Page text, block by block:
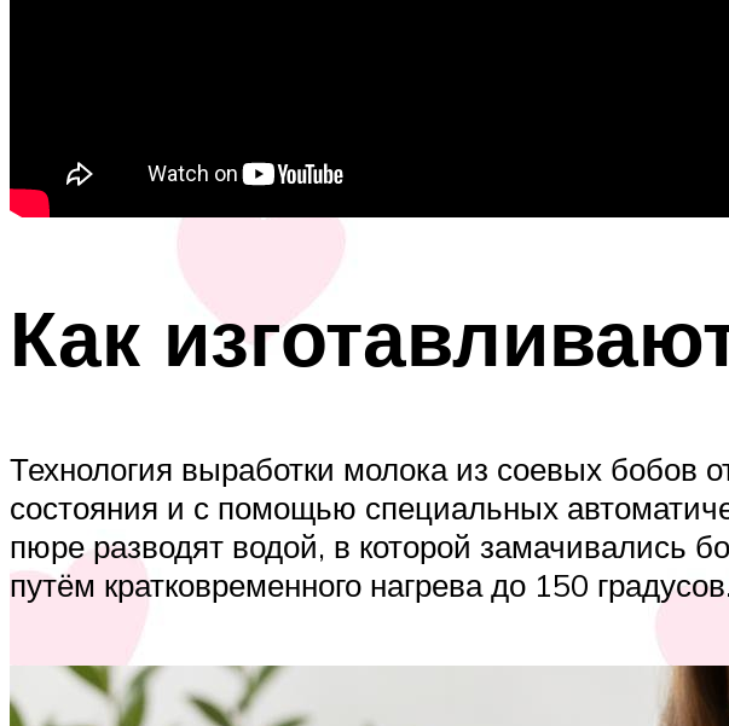
Как
Технология выработки молока из соевых бобов
состояния и с помощью специальных
пюре разводят водой, в которой замачивались
путём кратковременного нагрева до 150